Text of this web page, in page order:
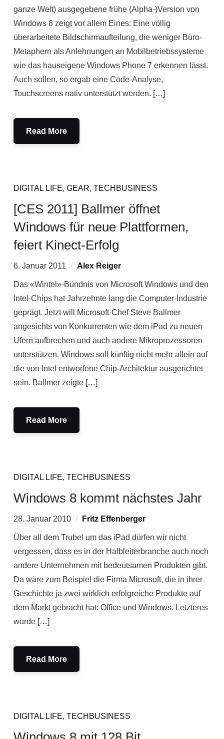
ganze Welt) ausgegebene frühe (Alpha-)Version von
Windows 8 zeigt vor allem Eines: Eine völlig
überarbeitete Bildschirmaufteilung, die weniger Büro-
Metaphern als Anlehnungen an Mobilbetriebssysteme
wie das hauseigene Windows Phone 7 erkennen lässt.
Auch sollen, so ergab eine Code-Analyse,
Touchscreens nativ unterstützt werden. […]
Read More
DIGITAL LIFE, GEAR, TECHBUSINESS
[CES 2011] Ballmer öffnet
Windows für neue Plattformen,
feiert Kinect-Erfolg
6. Januar 2011 Alex Reiger
Das «Wintel»-Bündnis von Microsoft Windows und den
Intel-Chips hat Jahrzehnte lang die Computer-Industrie
geprägt. Jetzt will Microsoft-Chef Steve Ballmer
angesichts von Konkurrenten wie dem iPad zu neuen
Ufern aufbrechen und auch andere Mikroprozessoren
unterstützen. Windows soll künftig nicht mehr allein auf
die von Intel entworfene Chip-Architektur ausgerichtet
sein. Ballmer zeigte […]
Read More
DIGITAL LIFE, TECHBUSINESS
Windows 8 kommt nächstes Jahr
28. Januar 2010 Fritz Effenberger
Über all dem Trubel um das iPad dürfen wir nicht
vergessen, dass es in der Halbleiterbranche auch noch
andere Unternehmen mit bedeutsamen Produkten gibt.
Da wäre zum Beispiel die Firma Microsoft, die in ihrer
Geschichte ja zwei wirklich erfolgreiche Produkte auf
dem Markt gebracht hat: Office und Windows. Letzteres
wurde […]
Read More
DIGITAL LIFE, TECHBUSINESS